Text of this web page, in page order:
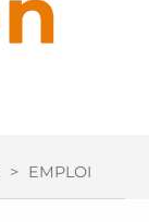
> EMPLOI /